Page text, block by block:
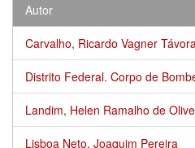
Autor
Carvalho, Ricardo Vagner
Distrito Federal. Corpo de
Landim, Helen Ramalho de
Lisboa Neto, Joaquim Pereira